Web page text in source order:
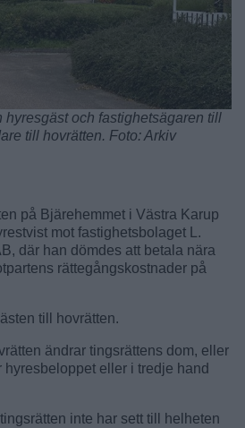
hyresgäst och fastighetsägaren till
till hovrätten. Foto: Arkiv
på Bjärehemmet i Västra Karup
mot fastighetsbolaget L.
där han dömdes att betala nära
rättegångskostnader på
till hovrätten.
ändrar tingsrättens dom, eller
eller i tredje hand
inte har sett till helheten